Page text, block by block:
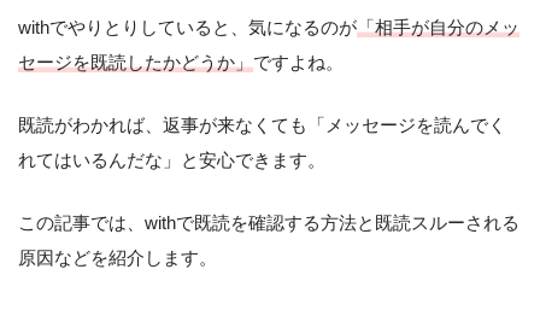
withでやりとりしていると、気になるのが「相手が自分のメッ
セージを既読したかどうか」ですよね。
既読がわかれば、返事が来なくても「メッセージを読んでく
れてはいるんだな」と安心できます。
この記事では、withで既読を確認する方法と既読スルーされる
原因などを紹介します。